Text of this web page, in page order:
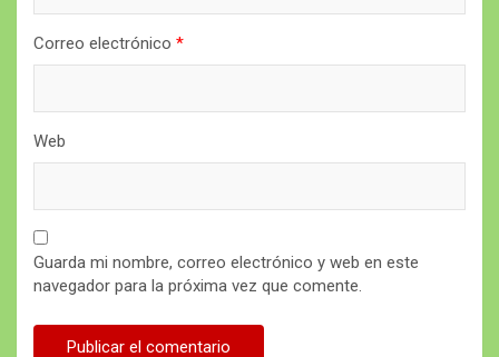
Correo electrónico *
Web
Guarda mi nombre, correo electrónico y web en este
navegador para la próxima vez que comente.